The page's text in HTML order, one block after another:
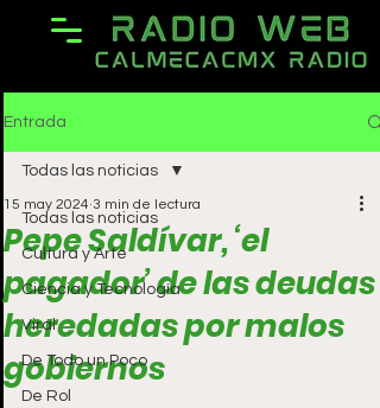
Entrada
Todas las noticias
Cultura y Arte
Ciencia y Tecnología
Viral
De Todo un Poco
De Rol
Todas las noticias
Pepe Saldívar, ‘el
pagador’ de las deudas
heredadas por malos
gobiernos
15 may 2024 3 min de lectura